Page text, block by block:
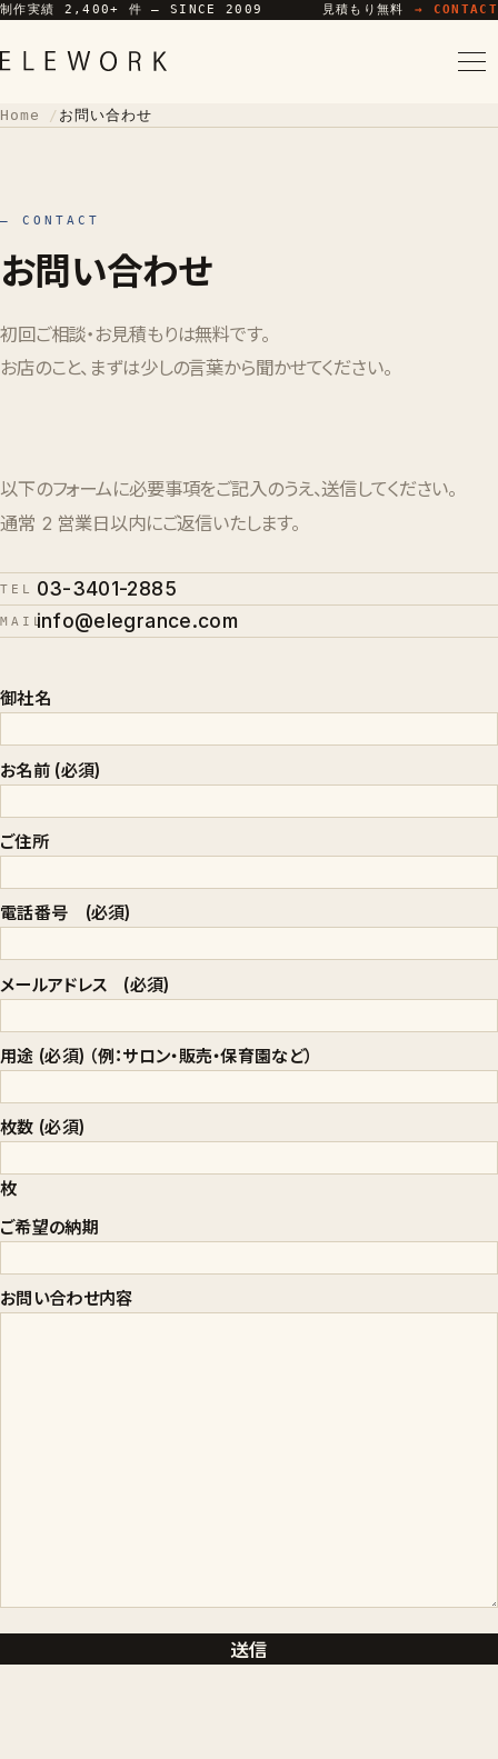
制作実績 2,400+ 件 — SINCE 2009 見積もり無料 → CONTACT
Home お問い合わせ
— CONTACT
お問い合わせ
初回ご相談・お見積もりは無料です。
お店のこと、まずは少しの言葉から聞かせてください。
以下のフォームに必要事項をご記入のうえ、送信してください。
通常 2 営業日以内にご返信いたします。
TEL 03-3401-2885
MAILinfo@elegrance.com
御社名
お名前 (必須)
ご住所
電話番号 (必須)
メールアドレス (必須)
用途 (必須) （例：サロン・販売・保育園など）
枚数 (必須)
枚
ご希望の納期
お問い合わせ内容